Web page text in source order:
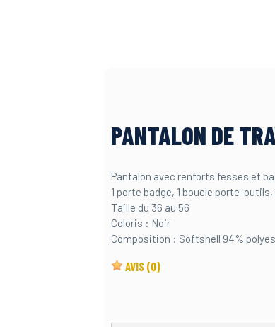
PANTALON DE
Pantalon avec renforts fesses et
1 porte badge, 1 boucle porte-
Taille du 36 au 56
Coloris : Noir
Composition : Softshell 94%
AVIS (0)